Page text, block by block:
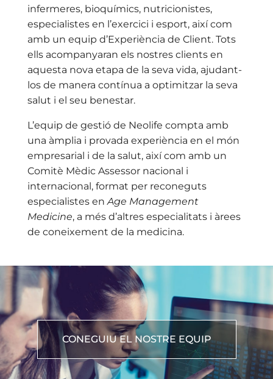
infermeres, bioquímics, nutricionistes,
especialistes en l’exercici i esport, així com
amb un equip d’Experiència de Client. Tots
ells acompanyaran els nostres clients en
aquesta nova etapa de la seva vida, ajudant-
los de manera contínua a optimitzar la seva
salut i el seu benestar.
L’equip de gestió de Neolife compta amb
una àmplia i provada experiència en el món
empresarial i de la salut, així com amb un
Comitè Mèdic Assessor nacional i
internacional, format per reconeguts
especialistes enAge Management
Medicine, a més d’altres especialitats i àrees
de coneixement de la medicina.
CONEGUIU EL NOSTRE EQUIP